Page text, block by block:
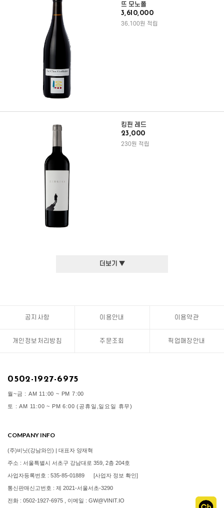
뜨 모노폴
3,610,000
36,100원 적립
킹핀 레드
23,000
230원 적립
더보기 ▼
공지사항 이용안내 이용약관
개인정보처리방침 주문조회 픽업매장안내
0502-1927-6975
월~금 : AM 11:00 ~ PM 7:00
토 : AM 11:00 ~ PM 6:00 (공휴일,일요일 휴무)
COMPANY INFO
(주)비닛(강남와인) | 대표자 양재혁
주소 : 서울특별시 서초구 강남대로 359, 2층 204호
사업자등록번호 : 535-85-01889 [사업자 정보 확인]
통신판매신고번호 : 제 2021-서울서초-3290
전화 : 0502-1927-6975 , 이메일 : GW@VINIT.IO